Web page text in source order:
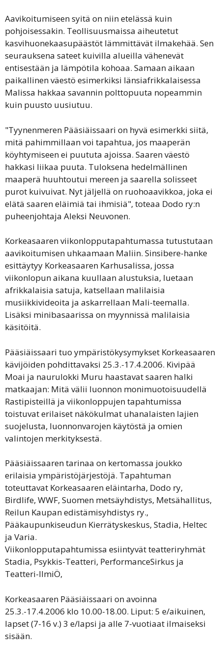
Aavikoitumiseen syitä on niin etelässä kuin
pohjoisessakin. Teollisuusmaissa aiheutetut
kasvihuonekaasupäästöt lämmittävät ilmakehää. Sen
seurauksena sateet kuivilla alueilla vähenevät
entisestään ja lämpötila kohoaa. Samaan aikaan
paikallinen väestö esimerkiksi länsiafrikkalaisessa
Malissa hakkaa savannin polttopuuta nopeammin
kuin puusto uusiutuu.
"Tyynenmeren Pääsiäissaari on hyvä esimerkki siitä,
mitä pahimmillaan voi tapahtua, jos maaperän
köyhtymiseen ei puututa ajoissa. Saaren väestö
hakkasi liikaa puuta. Tuloksena hedelmällinen
maaperä huuhtoutui mereen ja saarella solisseet
purot kuivuivat. Nyt jäljellä on ruohoaavikkoa, joka ei
elätä saaren eläimiä tai ihmisiä", toteaa Dodo ry:n
puheenjohtaja Aleksi Neuvonen.
Korkeasaaren viikonlopputapahtumassa tutustutaan
aavikoitumisen uhkaamaan Maliin. Sinsibere-hanke
esittäytyy Korkeasaaren Karhusalissa, jossa
viikonlopun aikana kuullaan alustuksia, luetaan
afrikkalaisia satuja, katsellaan malilaisia
musiikkivideoita ja askarrellaan Mali-teemalla.
Lisäksi minibasaarissa on myynnissä malilaisia
käsitöitä.
Pääsiäissaari tuo ympäristökysymykset Korkeasaaren
kävijöiden pohdittavaksi 25.3.-17.4.2006. Kivipää
Moai ja naurulokki Muru haastavat saaren halki
matkaajan: Mitä välii luonnon monimuotoisuudellä
Rastipisteillä ja viikonloppujen tapahtumissa
toistuvat erilaiset näkökulmat uhanalaisten lajien
suojelusta, luonnonvarojen käytöstä ja omien
valintojen merkityksestä.
Pääsiäissaaren tarinaa on kertomassa joukko
erilaisia ympäristöjärjestöjä. Tapahtuman
toteuttavat Korkeasaaren eläintarha, Dodo ry,
Birdlife, WWF, Suomen metsäyhdistys, Metsähallitus,
Reilun Kaupan edistämisyhdistys ry.,
Pääkaupunkiseudun Kierrätyskeskus, Stadia, Heltec
ja Varia.
Viikonlopputapahtumissa esiintyvät teatteriryhmät
Stadia, Psykkis-Teatteri, PerformanceSirkus ja
Teatteri-IlmiÖ,
Korkeasaaren Pääsiäissaari on avoinna
25.3.-17.4.2006 klo 10.00-18.00. Liput: 5 e/aikuinen,
lapset (7-16 v.) 3 e/lapsi ja alle 7-vuotiaat ilmaiseksi
sisään.